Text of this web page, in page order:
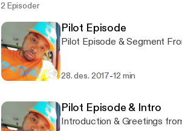
2 Episoder
Pilot Episode
Pilot Episode & Segment
28. des. 2017-12 min
Pilot Episode & Intro
Introduction & Greetings